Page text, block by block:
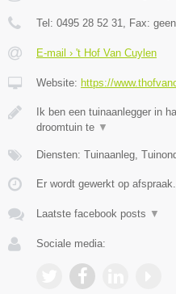
Tel: 0495 28 52 31 , Fax: geen
E-mail › 't Hof Van Cuylen
Website: https://
Ik ben een tuinaanlegger in
droomtuin te ▼
Diensten: Tuinaanleg,
Er wordt gewerkt op afspraak.
Laatste facebook posts ▼
Sociale media: